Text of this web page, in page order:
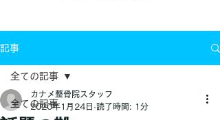
記事
全ての記事
全ての記事
カナメ整骨院スタッフ
2020年1月24日 読了時間: 1分